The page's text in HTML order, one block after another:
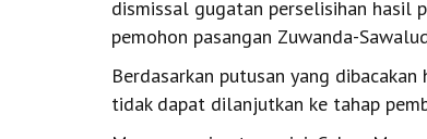
dismissal gugatan perselisihan hasil
pemohon pasangan Zuwanda-
Berdasarkan putusan yang
tidak dapat dilanjutkan ke tahap